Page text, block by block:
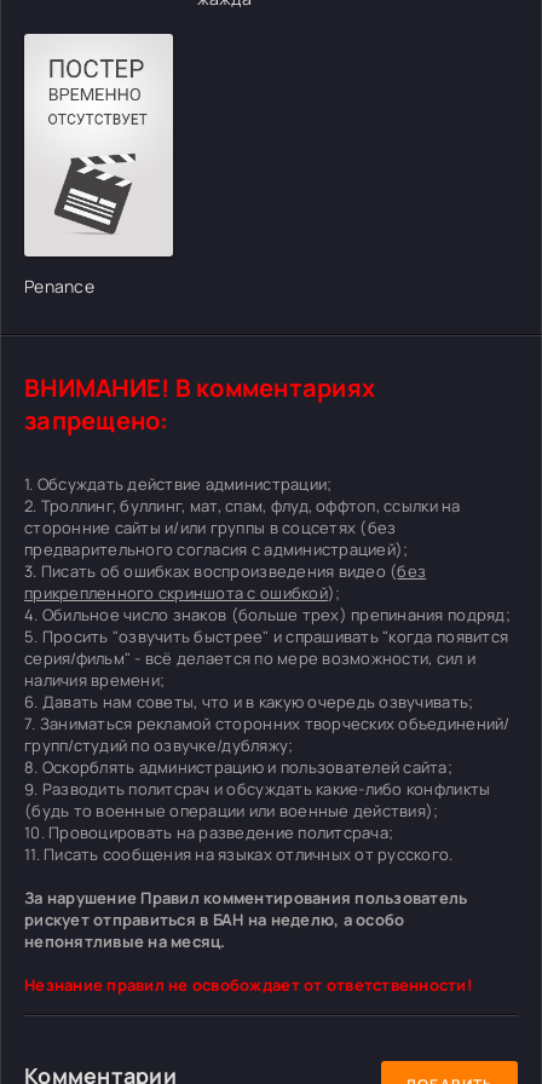
Penance
ВНИМАНИЕ! В комментариях
запрещено:
1. Обсуждать действие администрации;
2. Троллинг, буллинг, мат, спам, флуд, оффтоп, ссылки на
сторонние сайты и/или группы в соцсетях (без
предварительного согласия с администрацией);
3. Писать об ошибках воспроизведения видео (без
прикрепленного скриншота с ошибкой);
4. Обильное число знаков (больше трех) препинания подряд;
5. Просить "озвучить быстрее" и спрашивать "когда появится
серия/фильм" - всё делается по мере возможности, сил и
наличия времени;
6. Давать нам советы, что и в какую очередь озвучивать;
7. Заниматься рекламой сторонних творческих объединений/
групп/студий по озвучке/дубляжу;
8. Оскорблять администрацию и пользователей сайта;
9. Разводить политсрач и обсуждать какие-либо конфликты
(будь то военные операции или военные действия);
10. Провоцировать на разведение политсрача;
11. Писать сообщения на языках отличных от русского.
За нарушение Правил комментирования пользователь
рискует отправиться в БАН на неделю, а особо
непонятливые на месяц.
Незнание правил не освобождает от ответственности!
Комментарии